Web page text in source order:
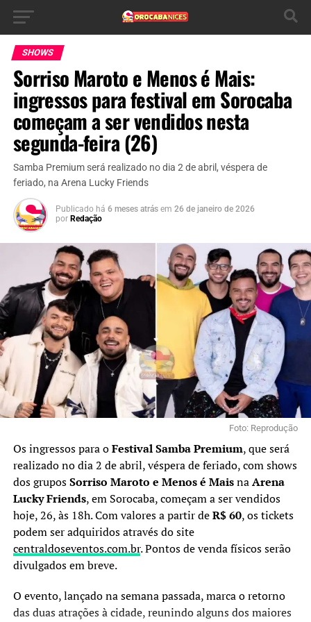
SHOWS
Sorriso Maroto e Menos é Mais:
ingressos para festival em Sorocaba
começam a ser vendidos nesta
segunda-feira (26)
Samba Premium será realizado no dia 2 de abril, véspera de
feriado, na Arena Lucky Friends
Publicado há 6 meses atrás em 26 de janeiro de 2026
por Redação
Foto: Reprodução
Os ingressos para oFestival Samba Premium, que será
realizado no dia 2 de abril, véspera de feriado, com shows
dos gruposSorriso Maroto e Menos é MaisnaArena
Lucky Friends, em Sorocaba, começam a ser vendidos
hoje, 26, às 18h. Com valores a partir deR$ 60, os tickets
podem ser adquiridos através do site
centraldoseventos.com.br. Pontos de venda físicos serão
divulgados em breve.
O evento, lançado na semana passada, marca o retorno
das duas atrações à cidade, reunindo alguns dos maiores